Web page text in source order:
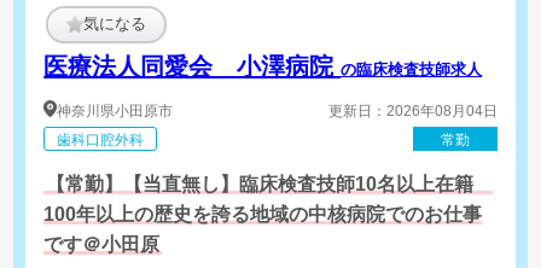
気になる
医療法人同愛会 小澤病院の臨床検査技師求人
神奈川県小田原市
歯科口腔外科
更新日：2026年08月04日
常勤
【常勤】【当直無し】臨床検査技師10名以上在籍
100年以上の歴史を誇る地域の中核病院でのお仕事
です＠小田原